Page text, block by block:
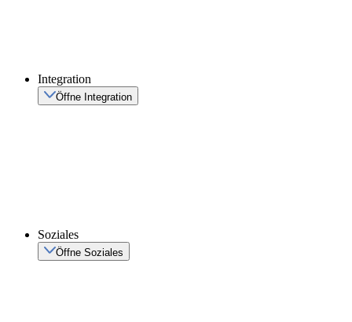
Integration
Öffne Integration
Soziales
Öffne Soziales